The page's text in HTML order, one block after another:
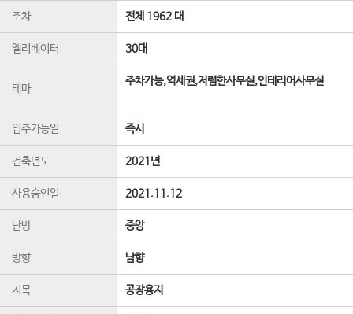
주차 전체 1962 대
엘리베이터 30대
테마
주차가능,역세권,저렴한사무실,인테리어사무실
입주가능일 즉시
건축년도 2021년
사용승인일 2021.11.12
난방 중앙
방향 남향
지목 공장용지